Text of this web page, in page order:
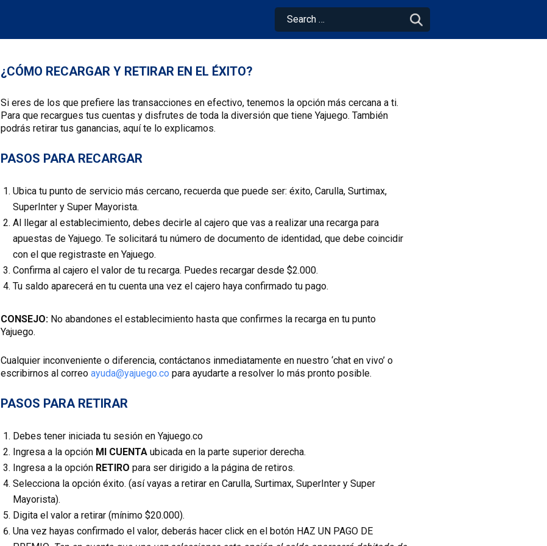
¿CÓMO RECARGAR Y RETIRAR EN EL ÉXITO?
Si eres de los que prefiere las transacciones en efectivo, tenemos la opción más cercana a ti.
Para que recargues tus cuentas y disfrutes de toda la diversión que tiene Yajuego. También
podrás retirar tus ganancias, aquí te lo explicamos.
PASOS PARA RECARGAR
Ubica tu punto de servicio más cercano, recuerda que puede ser: éxito, Carulla, Surtimax,
SuperInter y Super Mayorista.
Al llegar al establecimiento, debes decirle al cajero que vas a realizar una recarga para
apuestas de Yajuego. Te solicitará tu número de documento de identidad, que debe coincidir
con el que registraste en Yajuego.
Confirma al cajero el valor de tu recarga. Puedes recargar desde $2.000.
Tu saldo aparecerá en tu cuenta una vez el cajero haya confirmado tu pago.
CONSEJO: No abandones el establecimiento hasta que confirmes la recarga en tu punto
Yajuego.
Cualquier inconveniente o diferencia, contáctanos inmediatamente en nuestro ‘chat en vivo’ o
escribirnos al correo ayuda@yajuego.co para ayudarte a resolver lo más pronto posible.
PASOS PARA RETIRAR
Debes tener iniciada tu sesión en Yajuego.co
Ingresa a la opción MI CUENTA ubicada en la parte superior derecha.
Ingresa a la opción RETIRO para ser dirigido a la página de retiros.
Selecciona la opción éxito. (así vayas a retirar en Carulla, Surtimax, SuperInter y Super
Mayorista).
Digita el valor a retirar (mínimo $20.000).
Una vez hayas confirmado el valor, deberás hacer click en el botón HAZ UN PAGO DE